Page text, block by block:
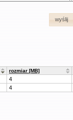
wyślij
rozmiar [MB]
4
4